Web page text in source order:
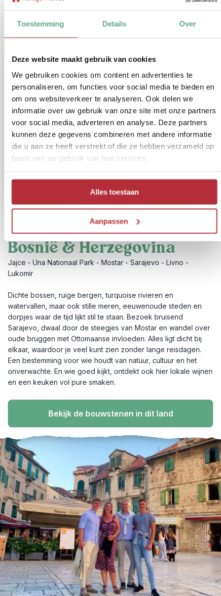
Toestemming Details Over
Deze website maakt gebruik van cookies
We gebruiken cookies om content en advertenties te
personaliseren, om functies voor social media te bieden en
om ons websiteverkeer te analyseren. Ook delen we
informatie over uw gebruik van onze site met onze partners
voor social media, adverteren en analyse. Deze partners
kunnen deze gegevens combineren met andere informatie
die u aan ze heeft verstrekt of die ze hebben verzameld op
basis van uw gebruik van hun services.
Alles toestaan
Aanpassen
Bosnië & Herzegovina
Jajce - Una Nationaal Park - Mostar - Sarajevo - Livno -
Lukomir
Dichte bossen, ruige bergen, turquoise rivieren en
watervallen, maar ook stille meren, eeuwenoude steden en
dorpjes waar de tijd lijkt stil te staan. Bezoek bruisend
Sarajevo, dwaal door de steegjes van Mostar en wandel over
oude bruggen met Ottomaanse invloeden. Alles ligt dicht bij
elkaar, waardoor je veel kunt zien zonder lange reisdagen.
Een bestemming voor wie houdt van natuur, cultuur en het
onverwachte. En wie goed kijkt, ontdekt ook hier lokale wijnen
en een keuken vol pure smaken.
Bekijk de bouwstenen in dit land